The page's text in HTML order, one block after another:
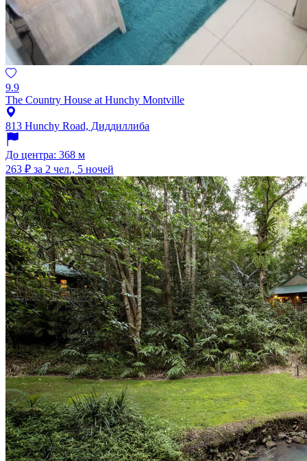
9.9
The Country House at Hunchy Montville
813 Hunchy Road, Диддиллиба
До центра: 368 м
263 ₽ за 2 чел., 5 ночей